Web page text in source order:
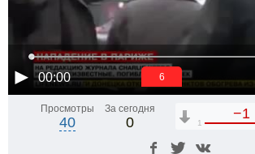
00:00 6
Просмотры
40
За сегодня
0
−1
1